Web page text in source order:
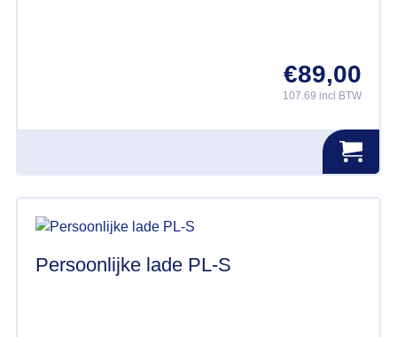
€89,00
107.69 incl BTW
Persoonlijke lade PL-S